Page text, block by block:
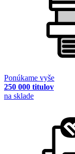
Ponúkame vyše
250 000 titulov
na sklade